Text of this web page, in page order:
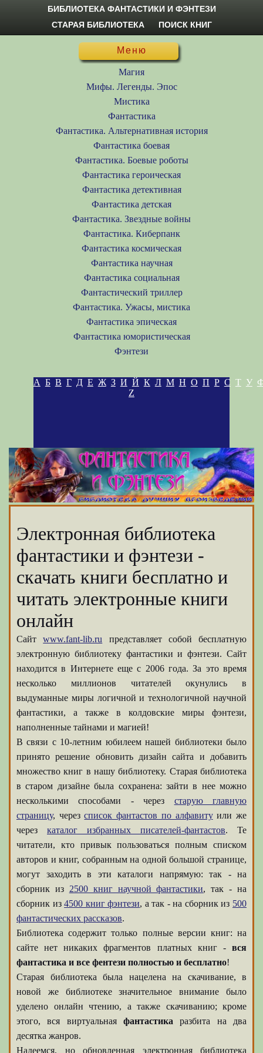
БИБЛИОТЕКА ФАНТАСТИКИ И ФЭНТЕЗИ
СТАРАЯ БИБЛИОТЕКА
ПОИСК КНИГ
Меню
Магия
Мифы. Легенды. Эпос
Мистика
Фантастика
Фантастика. Альтернативная история
Фантастика боевая
Фантастика. Боевые роботы
Фантастика героическая
Фантастика детективная
Фантастика детская
Фантастика. Звездные войны
Фантастика. Киберпанк
Фантастика космическая
Фантастика научная
Фантастика социальная
Фантастический триллер
Фантастика. Ужасы, мистика
Фантастика эпическая
Фантастика юмористическая
Фэнтези
А Б В Г Д Е Ж З И Й К Л М Н О П Р С Т У
Z
Электронная библиотека
фантастики и фэнтези -
скачать книги бесплатно и
читать электронные книги
онлайн
Сайтwww.fant-lib.ru представляет собой бесплатную
электронную библиотеку фантастики и фэнтези. Сайт
находится в Интернете еще с 2006 года. За это время
несколько миллионов читателей окунулись в
выдуманные миры логичной и технологичной научной
фантастики, а также в колдовские миры фэнтези,
наполненные тайнами и магией!
В связи с 10-летним юбилеем нашей библиотеки было
принято решение обновить дизайн сайта и добавить
множество книг в нашу библиотеку. Старая библиотека
в старом дизайне была сохранена: зайти в нее можно
несколькими способами - через старую главную
страницу, черезсписок фантастов по алфавитуили же
через каталог избранных писателей-фантастов. Те
читатели, кто привык пользоваться полным списком
авторов и книг, собранным на одной большой странице,
могут заходить в эти каталоги напрямую: так - на
сборник из 2500 книг научной фантастики, так - на
сборник из4500 книг фэнтези, а так - на сборник из 500
фантастических рассказов.
Библиотека содержит только полные версии книг: на
сайте нет никаких фрагментов платных книг - вся
фантастика и все фентези полностью и бесплатно!
Старая библиотека была нацелена на скачивание, в
новой же библиотеке значительное внимание было
уделено онлайн чтению, а также скачиванию; кроме
этого, вся виртуальная фантастика разбита на два
десятка жанров.
Надеемся, но обновленная электронная библиотека